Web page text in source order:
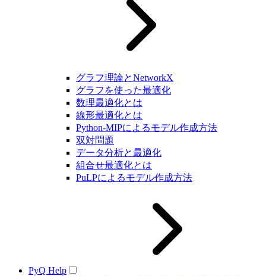
グラフ理論とNetworkX
グラフを使った最適化
数理最適化とは
線形最適化とは
Python-MIPによるモデル作成方法
双対問題
データ分析と最適化
組合せ最適化とは
PuLPによるモデル作成方法
PyQ Help